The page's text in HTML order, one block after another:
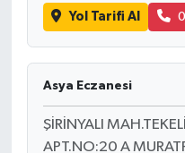
Yol Tarifi Al
Asya Eczanesi
ŞİRİNYALI
APT.NO:20 A